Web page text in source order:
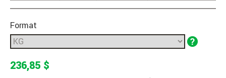
Format
236,85 $